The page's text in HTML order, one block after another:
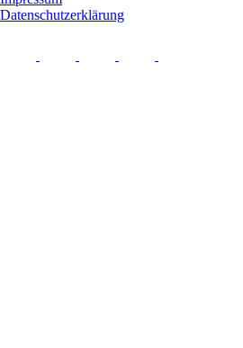
Datenschutzerklärung